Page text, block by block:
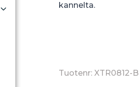
kannelta.
Tuotenr: XTR0812-B